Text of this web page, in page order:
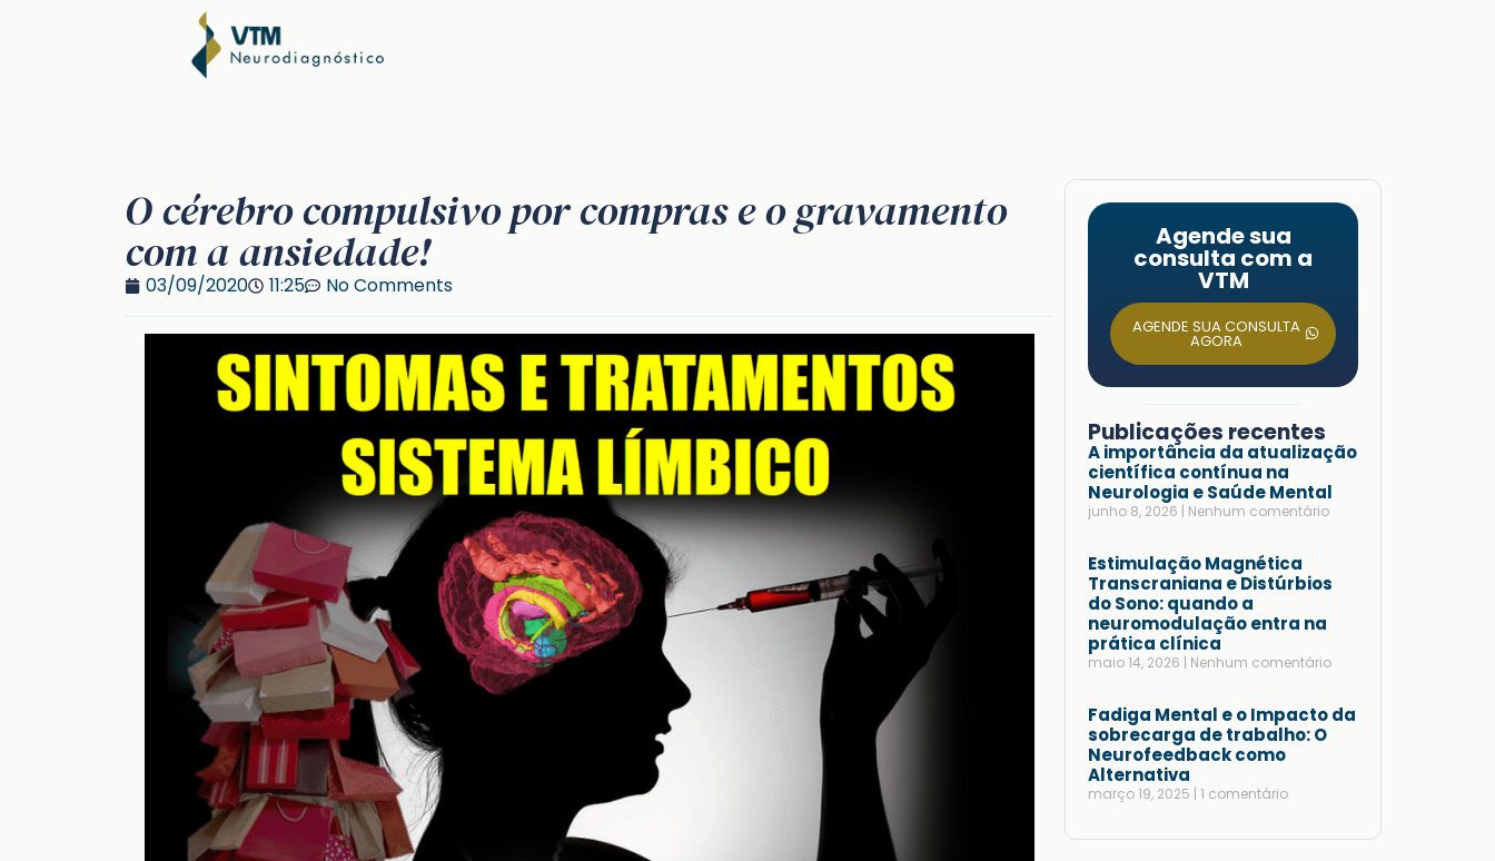
O cérebro compulsivo por compras e o gravamento
com a ansiedade!
03/09/2020 11:25 No Comments
Agende sua
consulta com a
VTM
AGENDE SUA CONSULTA
AGORA
Publicações recentes
A importância da atualização
científica contínua na
Neurologia e Saúde Mental
junho 8, 2026 Nenhum comentário
Estimulação Magnética
Transcraniana e Distúrbios
do Sono: quando a
neuromodulação entra na
prática clínica
maio 14, 2026 Nenhum comentário
Fadiga Mental e o Impacto da
sobrecarga de trabalho: O
Neurofeedback como
Alternativa
março 19, 2025 1 comentário